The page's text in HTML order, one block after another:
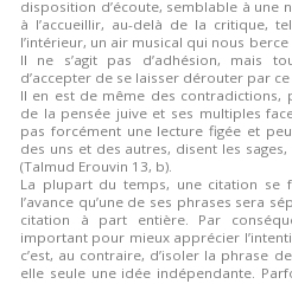
disposition d’écoute, semblable à une
à l’accueillir, au-delà de la critique,
l’intérieur, un air musical qui nous
Il ne s’agit pas d’adhésion, mais
d’accepter de se laisser dérouter par ce
Il en est de même des contradictions,
de la pensée juive et ses multiples
pas forcément une lecture figée et
des uns et des autres, disent les
(Talmud Erouvin 13, b).
La plupart du temps, une citation se
l’avance qu’une de ses phrases sera
citation à part entière. Par
important pour mieux apprécier
c’est, au contraire, d’isoler la phrase
elle seule une idée indépendante.